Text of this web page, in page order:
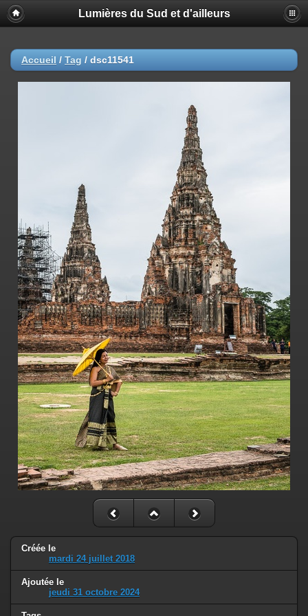
Lumières du Sud et d'ailleurs
Accueil / Tag / dsc11541
Créée le
mardi 24 juillet 2018
Ajoutée le
jeudi 31 octobre 2024